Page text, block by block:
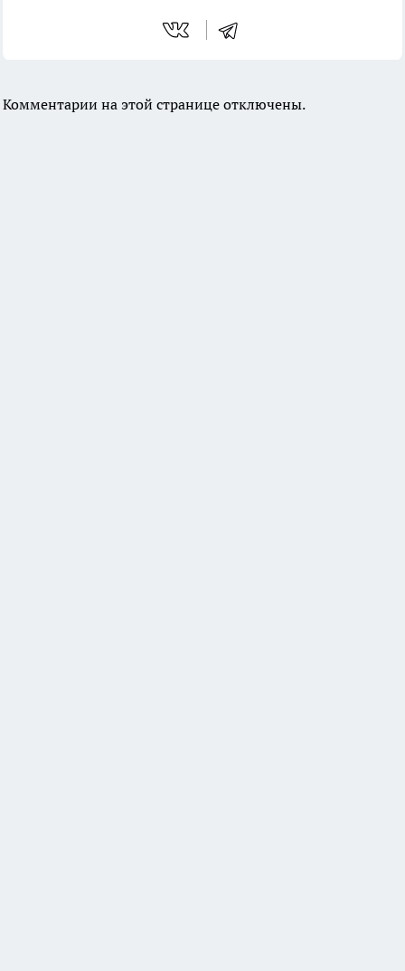
Комментарии на этой странице отключены.